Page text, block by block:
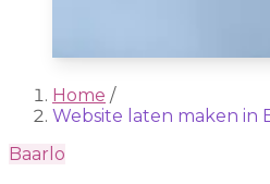
Home /
Website laten maken in
Baarlo